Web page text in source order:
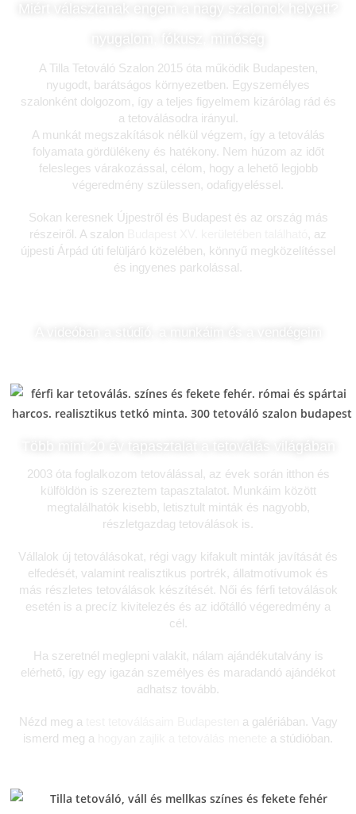
Miért választanak engem a nagy szalonok helyett?
A Tilla Tetováló Szalon 2015 óta működik Budapesten,
nyugodt, barátságos környezetben. Egyszemélyes
szalonként dolgozom, így a teljes figyelmem kizárólag rád és
a tetoválásodra irányul.
A munkát megszakítások nélkül végzem, így a tetoválás
folyamata gördülékeny és hatékony. Nem húzom az időt
felesleges várakozással, célom, hogy a lehető legjobb
végeredmény szülessen, odafigyeléssel.
Sokan keresnek Újpestről és Budapest és az ország más
részeiről. A szalon
, az
újpesti Árpád úti felüljáró közelében, könnyű megközelítéssel
és ingyenes parkolással.
Több mint 20 év tapasztalat a tetoválás világában
2003 óta foglalkozom tetoválással, az évek során itthon és
külföldön is szereztem tapasztalatot. Munkáim között
megtalálhatók kisebb, letisztult minták és nagyobb,
részletgazdag tetoválások is.
Vállalok új tetoválásokat, régi vagy kifakult minták javítását és
elfedését, valamint realisztikus portrék, állatmotívumok és
más részletes tetoválások készítését. Női és férfi tetoválások
esetén is a precíz kivitelezés és az időtálló végeredmény a
cél.
Ha szeretnél meglepni valakit, nálam ajándékutalvány is
elérhető, így egy igazán személyes és maradandó ajándékot
adhatsz tovább.
Nézd meg a
a galériában. Vagy
ismerd meg a
a stúdióban.